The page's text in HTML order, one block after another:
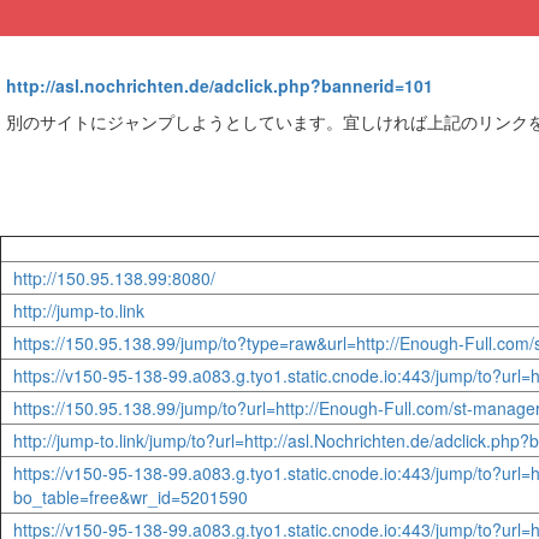
http://asl.nochrichten.de/adclick.php?bannerid=101
別のサイトにジャンプしようとしています。宜しければ上記のリンク
http://150.95.138.99:8080/
http://jump-to.link
https://150.95.138.99/jump/to?type=raw&url=http://Enough-
https://v150-95-138-99.a083.g.tyo1.static.cnode.io:443/jump/
https://150.95.138.99/jump/to?url=http://Enough-Full.com/st-
http://jump-to.link/jump/to?url=http://asl.Nochrichten.de/
https://v150-95-138-99.a083.g.tyo1.static.cnode.io:443/jump/
bo_table=free&wr_id=5201590
https://v150-95-138-99.a083.g.tyo1.static.cnode.io:443/jump/